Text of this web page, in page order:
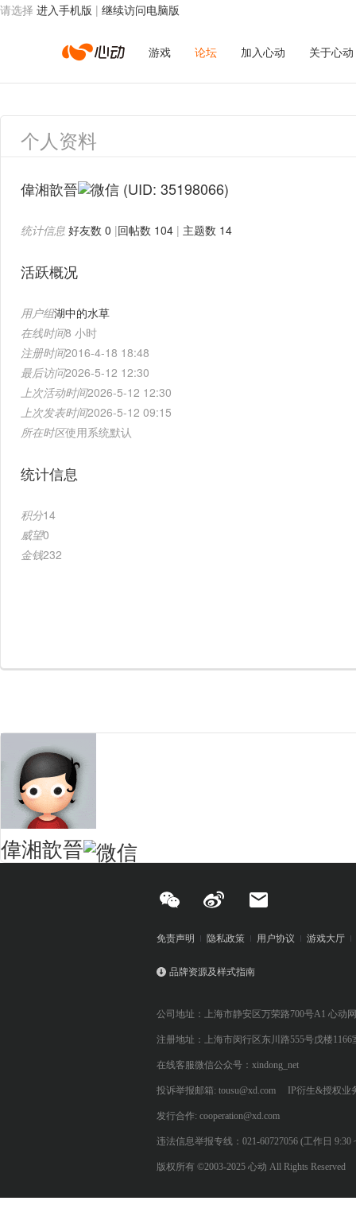
请选择 进入手机版 | 继续访问电脑版
心
动
络
游戏 论坛 加入心动 关于心动
个人资料
偉湘歆晉 (UID: 35198066)
统计信息 好友数 0 |回帖数 104 | 主题数 14
活跃概况
用户组湖中的水草
在线时间8 小时
注册时间2016-4-18 18:48
最后访问2026-5-12 12:30
上次活动时间2026-5-12 12:30
上次发表时间2026-5-12 09:15
所在时区使用系统默认
统计信息
积分14
威望0
金钱232
偉湘歆晉
免责声明 隐私政策 用户协议 游戏大厅
品牌资源及样式指南
公司地址：上海市静安区万荣路700号A1 心动
注册地址：上海市闵行区东川路555号戊楼1166
在线客服微信公众号：xindong_net
投诉举报邮箱: tousu@xd.com IP衍生&授权业
发行合作: cooperation@xd.com
违法信息举报专线：021-60727056 (工作日 9:30
版权所有 ©2003-2025 心动 All Rights Reserved